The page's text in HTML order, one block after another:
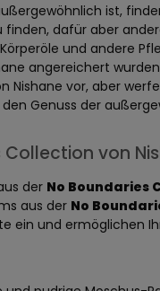
ist,
finden, dafür aber
und andere
angereichert
Nishane vor, aber
Genuss der
von
der No Boundaries
aus der No
und ermöglichen